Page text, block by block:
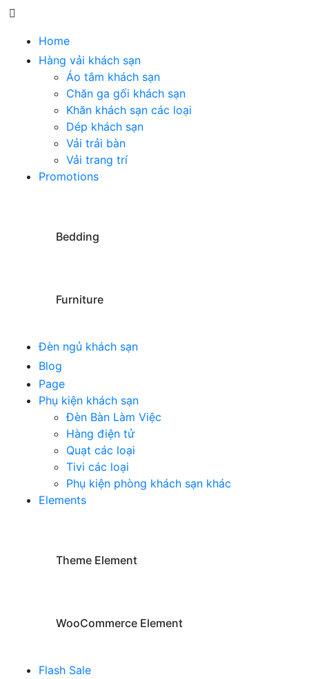
Home
Hàng vải khách sạn
Áo tắm khách sạn
Chăn ga gối khách sạn
Khăn khách sạn các loại
Dép khách sạn
Vải trải bàn
Vải trang trí
Promotions
Bedding
Furniture
Đèn ngủ khách sạn
Blog
Page
Phụ kiện khách sạn
Đèn Bàn Làm Việc
Hàng điện tử
Quạt các loại
Tivi các loại
Phụ kiện phòng khách sạn khác
Elements
Theme Element
WooCommerce Element
Flash Sale